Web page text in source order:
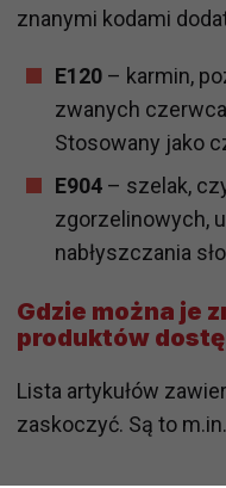
znanymi kodami
E120 – karmin,
zwanych
Stosowany jako
E904 – szelak,
zgorzelinowych,
nabłyszczania
Gdzie można je
produktów
Lista artykułów
zaskoczyć. Są to